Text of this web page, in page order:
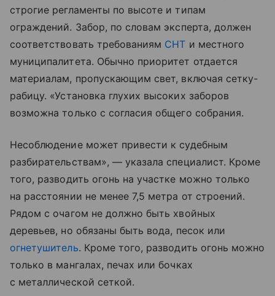
строгие регламенты по высоте и типам
ограждений. Забор, по словам эксперта, должен
соответствовать требованиям СНТ и местного
муниципалитета. Обычно приоритет отдается
материалам, пропускающим свет, включая сетку-
рабицу. «Установка глухих высоких заборов
возможна только с согласия общего собрания.
Несоблюдение может привести к судебным
разбирательствам», — указала специалист. Кроме
того, разводить огонь на участке можно только
на расстоянии не менее 7,5 метра от строений.
Рядом с очагом не должно быть хвойных
деревьев, но обязаны быть вода, песок или
огнетушитель. Кроме того, разводить огонь можно
только в мангалах, печах или бочках
с металлической сеткой.